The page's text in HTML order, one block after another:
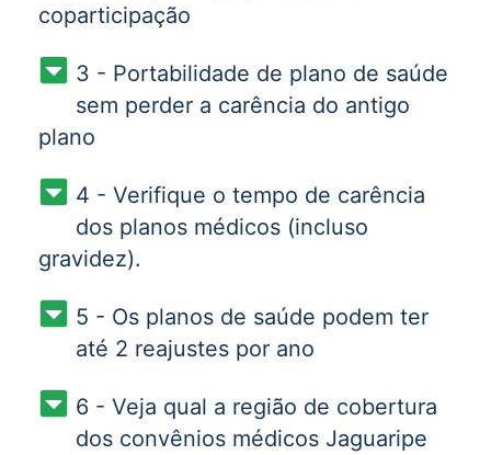
coparticipação
3 - Portabilidade de plano de saúde
sem perder a carência do antigo
plano
4 - Verifique o tempo de carência
dos planos médicos (incluso
gravidez).
5 - Os planos de saúde podem ter
até 2 reajustes por ano
6 - Veja qual a região de cobertura
dos convênios médicos Jaguaripe